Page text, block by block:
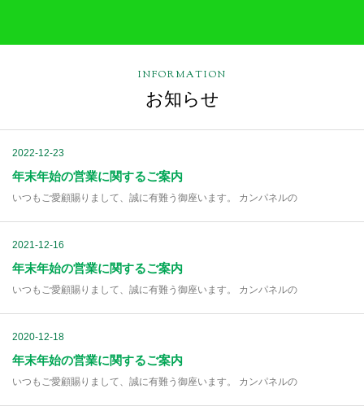
INFORMATION
お知らせ
2022-12-23
年末年始の営業に関するご案内
いつもご愛顧賜りまして、誠に有難う御座います。 カンパネルの
2021-12-16
年末年始の営業に関するご案内
いつもご愛顧賜りまして、誠に有難う御座います。 カンパネルの
2020-12-18
年末年始の営業に関するご案内
いつもご愛顧賜りまして、誠に有難う御座います。 カンパネルの